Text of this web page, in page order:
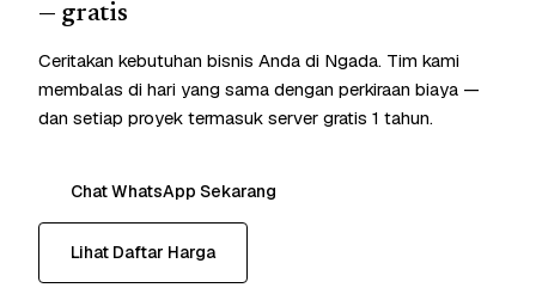
— gratis
Ceritakan kebutuhan bisnis Anda di Ngada. Tim kami
membalas di hari yang sama dengan perkiraan biaya —
dan setiap proyek termasuk server gratis 1 tahun.
Chat WhatsApp Sekarang
Lihat Daftar Harga